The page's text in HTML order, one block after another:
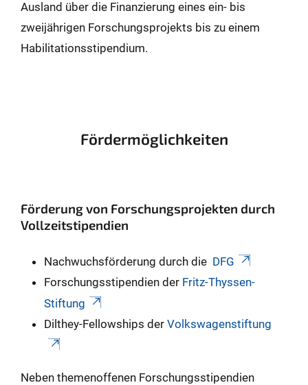
Ausland über die Finanzierung eines ein- bis
zweijährigen Forschungsprojekts bis zu einem
Habilitationsstipendium.
Fördermöglichkeiten
Förderung von Forschungsprojekten durch
Vollzeitstipendien
Nachwuchsförderung durch die DFG
Forschungsstipendien der Fritz-Thyssen-
Stiftung
Dilthey-Fellowships der Volkswagenstiftung
Neben themenoffenen Forschungsstipendien